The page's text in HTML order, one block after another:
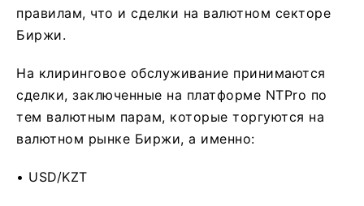
правилам, что и сделки на валютном секторе
Биржи.
На клиринговое обслуживание принимаются
сделки, заключенные на платформе NTPro по
тем валютным парам, которые торгуются на
валютном рынке Биржи, а именно:
• USD/KZT